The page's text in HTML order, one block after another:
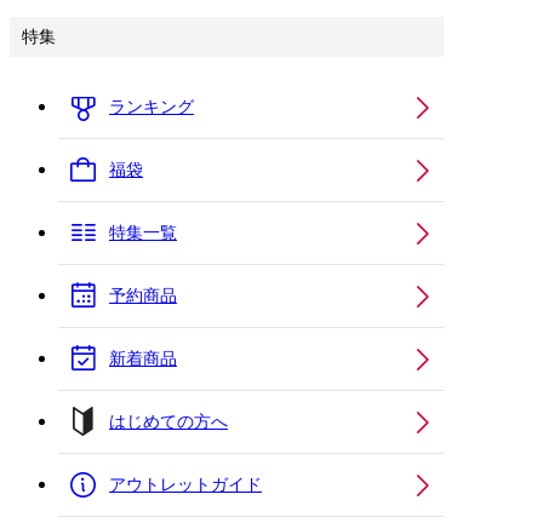
特集
ランキング
福袋
特集一覧
予約商品
新着商品
はじめての方へ
アウトレットガイド